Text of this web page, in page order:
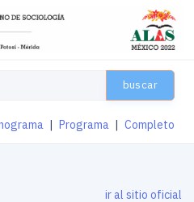
buscar
Programa Completo
ir al sitio oficial